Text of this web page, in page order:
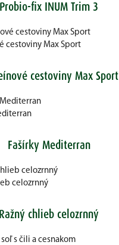
Probio-fix INUM Trim 3
cestoviny Max Sport
cestoviny Max Sport
Fašírky Mediterran
celozrnný
Ražný chlieb celozrnný